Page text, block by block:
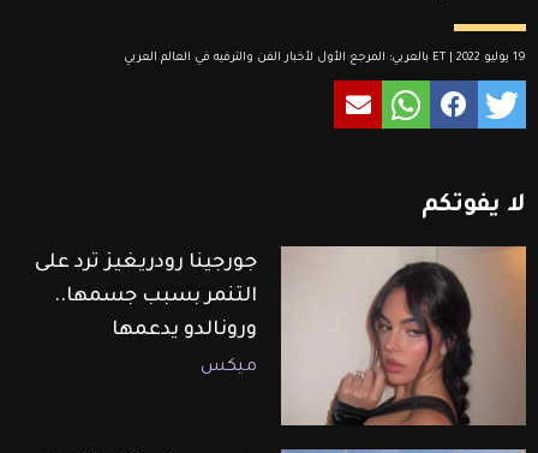
19 يوليو 2022 | ET بالعربي: المرجع الأول لأخبار الفن والترفيه في العالم العربي
لا يفوتكم
جورجينا رودريغيز ترد على
التنمر بسبب جسمها..
ورونالدو يدعمها
ميكس